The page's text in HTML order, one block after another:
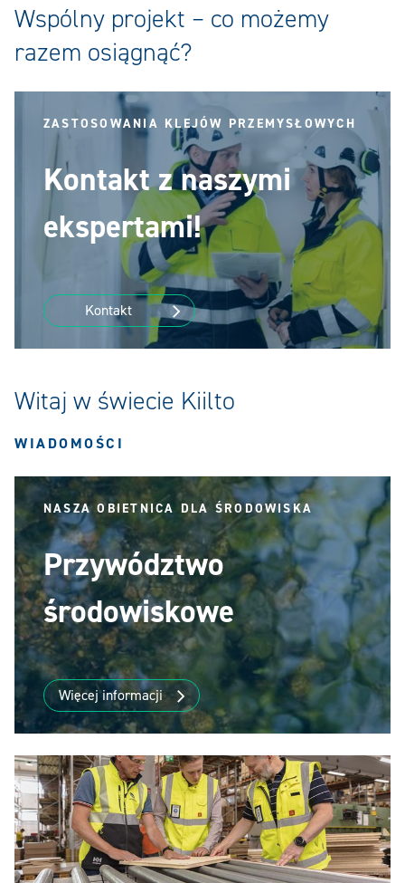
Wspólny projekt – co możemy
razem osiągnąć?
ZASTOSOWANIA KLEJÓW PRZEMYSŁOWYCH
Kontakt z naszymi
ekspertami!
Kontakt
Witaj w świecie Kiilto
WIADOMOŚCI
NASZA OBIETNICA DLA ŚRODOWISKA
Przywództwo
środowiskowe
Więcej informacji